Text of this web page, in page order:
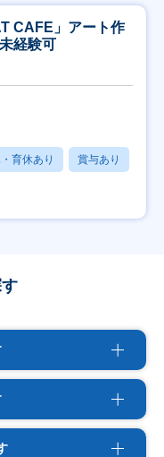
CAFE」アート作
経験可
育休あり 賞与あり